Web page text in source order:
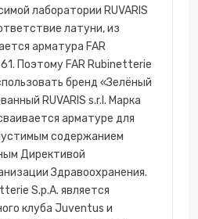
лаборатории RUVARIS
латуни, из
арматура FAR
Поэтому FAR Rubinetterie
бренд «Зелёный
RUVARIS s.r.l. Марка
арматуре для
содержанием
Директивой
Здравоохранения.
S.p.A. является
клуба Juventus и